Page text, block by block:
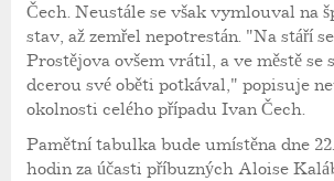
Čech. Neustále se však vymlouval na
stav, až zemřel nepotrestán. "Na stáří
Prostějova ovšem vrátil, a ve městě se
dcerou své oběti potkával," popisuje
okolnosti celého případu Ivan Čech.
Pamětní tabulka bude umístěna dne
hodin za účasti příbuzných Aloise